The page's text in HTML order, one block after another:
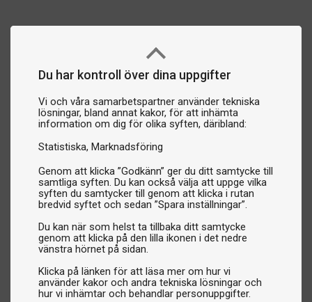
Du har kontroll över dina uppgifter
Vi och våra samarbetspartner använder tekniska
lösningar, bland annat kakor, för att inhämta
information om dig för olika syften, däribland:
Statistiska Marknadsföring
Genom att klicka ”Godkänn” ger du ditt samtycke till
samtliga syften. Du kan också välja att uppge vilka
syften du samtycker till genom att klicka i rutan
bredvid syftet och sedan ”Spara inställningar”.
Du kan när som helst ta tillbaka ditt samtycke
genom att klicka på den lilla ikonen i det nedre
vänstra hörnet på sidan.
Klicka på länken för att läsa mer om hur vi
använder kakor och andra tekniska lösningar och